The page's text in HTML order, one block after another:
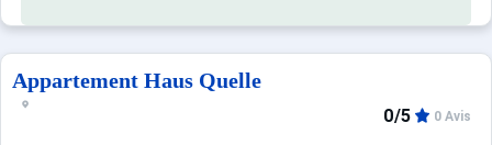
Appartement Haus Quelle
0/5 0 Avis